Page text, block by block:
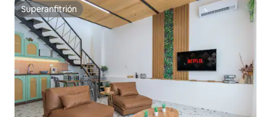
Superanfitrión
Superanfitrión